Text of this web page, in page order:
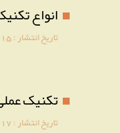
انواع
تاریخ انتشار :
تکنیک
تاریخ انتشار :